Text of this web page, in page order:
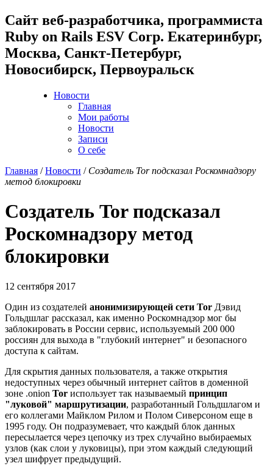
Cайт веб-разработчика, программиста
Ruby on Rails ESV Corp. Екатеринбург,
Москва, Санкт-Петербург,
Новосибирск, Первоуральск
Новости
Главная
Мои работы
Новости
Записи
О себе
Главная /Новости / Создатель Tor подсказал Роскомнадзору
метод блокировки
Создатель Tor подсказал
Роскомнадзору метод
блокировки
12 сентября 2017
Один из создателей анонимизирующей сети Tor Дэвид
Гольдшлаг рассказал, как именно Роскомнадзор мог бы
заблокировать в России сервис, используемый 200 000
россиян для выхода в "глубокий интернет" и безопасного
доступа к сайтам.
Для скрытия данных пользователя, а также открытия
недоступных через обычный интернет сайтов в доменной
зоне .onion Tor использует так называемый принцип
"луковой" маршрутизации, разработанный Гольдшлагом и
его коллегами Майклом Рилом и Полом Сиверсоном еще в
1995 году. Он подразумевает, что каждый блок данных
пересылается через цепочку из трех случайно выбираемых
узлов (как слои у луковицы), при этом каждый следующий
узел шифрует предыдущий.